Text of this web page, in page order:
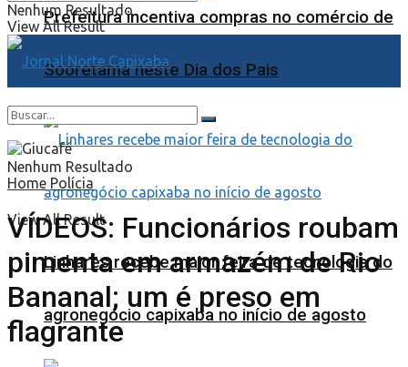
Prefeitura incentiva compras no comércio de
Sooretama neste Dia dos Pais
Linhares recebe maior feira de tecnologia do
agronegócio capixaba no início de agosto
Nenhum Resultado
View All Result
Nenhum Resultado
View All Result
Home Polícia
VÍDEOS: Funcionários roubam
pimenta em armazém de Rio
Bananal; um é preso em
flagrante